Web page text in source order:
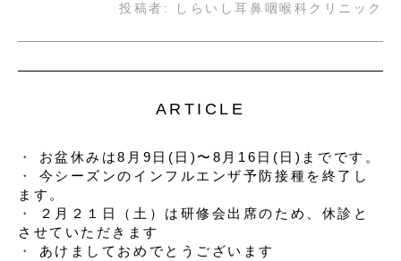
投稿者: しらいし耳鼻咽喉科クリニック
ARTICLE
お盆休みは8月9日(日)〜8月16日(日)までです。
今シーズンのインフルエンザ予防接種を終了し
ます。
２月２１日（土）は研修会出席のため、休診と
させていただきます
あけましておめでとうございます